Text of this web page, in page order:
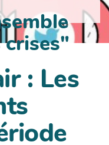
crises"
: Les